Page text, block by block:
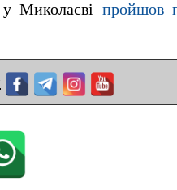
Миколаєві пройшов